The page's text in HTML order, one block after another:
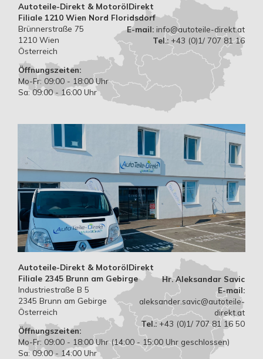
Autoteile-Direkt & MotorölDirekt
Filiale 1210 Wien Nord Floridsdorf
Brünnerstraße 75
1210 Wien
Österreich
Öffnungszeiten:
Mo-Fr: 09:00 - 18:00 Uhr
Sa: 09:00 - 16:00 Uhr
E-mail: info@autoteile-direkt.at
Tel.: +43 (0)1/ 707 81 16
Autoteile-Direkt & MotorölDirekt
Filiale 2345 Brunn am Gebirge
Industriestraße B 5
2345 Brunn am Gebirge
Österreich
Öffnungszeiten:
Mo-Fr: 09:00 - 18:00 Uhr (14:00 - 15:00 Uhr geschlossen)
Sa: 09:00 - 14:00 Uhr
Hr. Aleksandar Savic
E-mail:
aleksander.savic@autoteile-
direkt.at
Tel.:+43 (0)1/ 707 81 16 50